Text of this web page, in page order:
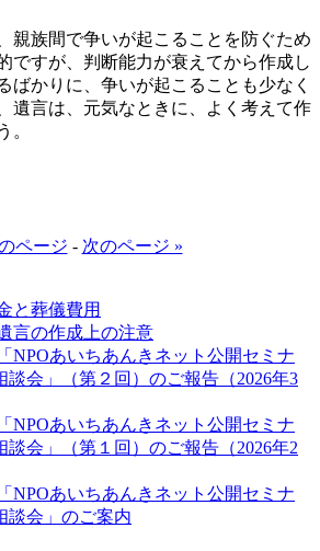
親族間で争いが起こることを防ぐため
ですが、判断能力が衰えてから作成し
ばかりに、争いが起こることも少なく
遺言は、元気なときに、よく考えて作
。
ページ - 次のページ »
と葬儀費用
言の作成上の注意
NPOあいちあんきネット公開セミナ
談会」（第２回）のご報告（2026年3
NPOあいちあんきネット公開セミナ
談会」（第１回）のご報告（2026年2
NPOあいちあんきネット公開セミナ
談会」のご案内